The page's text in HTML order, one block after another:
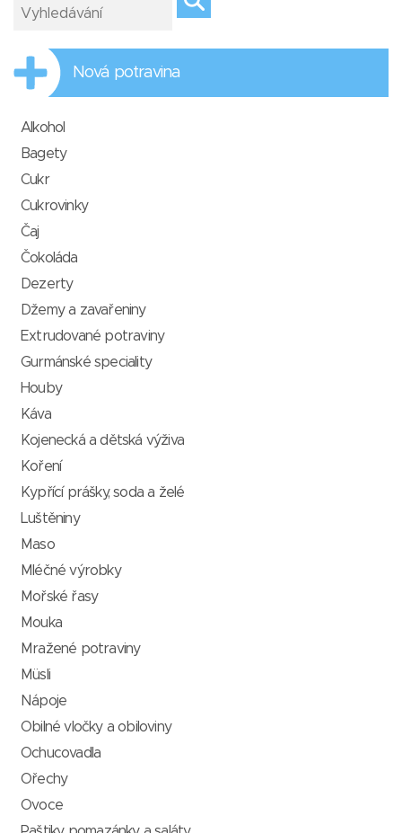
Nová potravina
Alkohol
Bagety
Cukr
Cukrovinky
Čaj
Čokoláda
Dezerty
Džemy a zavařeniny
Extrudované potraviny
Gurmánské speciality
Houby
Káva
Kojenecká a dětská výživa
Koření
Kypřící prášky, soda a želé
Luštěniny
Maso
Mléčné výrobky
Mořské řasy
Mouka
Mražené potraviny
Müsli
Nápoje
Obilné vločky a obiloviny
Ochucovadla
Ořechy
Ovoce